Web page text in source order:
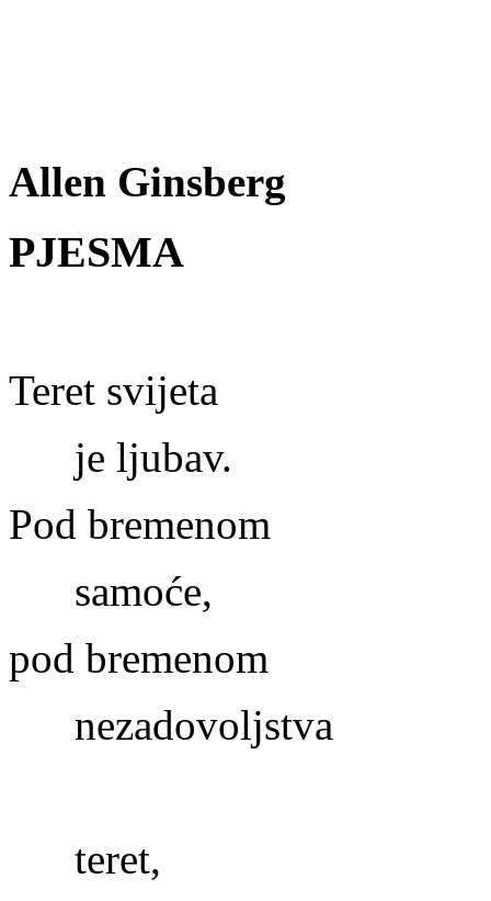
Allen Ginsberg
PJESMA
Teret svijeta
je ljubav.
Pod bremenom
samoće,
pod bremenom
nezadovoljstva
teret,